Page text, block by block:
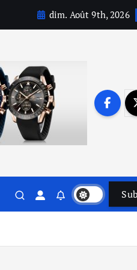
dim. Août 9th, 2026